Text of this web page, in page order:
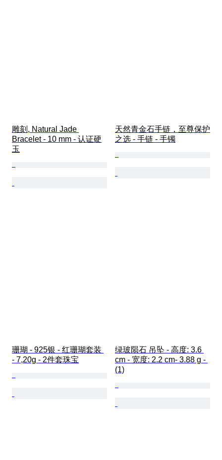
雕刻, Natural Jade
Bracelet - 10 mm - 认证硬
玉
天然青金石手链，至尊保护
之选 - 手链 - 手镯
珊瑚 - 925银 - 红珊瑚套装
- 7,20g - 2件套珠宝
绿玻陨石 吊坠 - 高度: 3.6
cm - 宽度: 2.2 cm- 3.88 g -
(1)